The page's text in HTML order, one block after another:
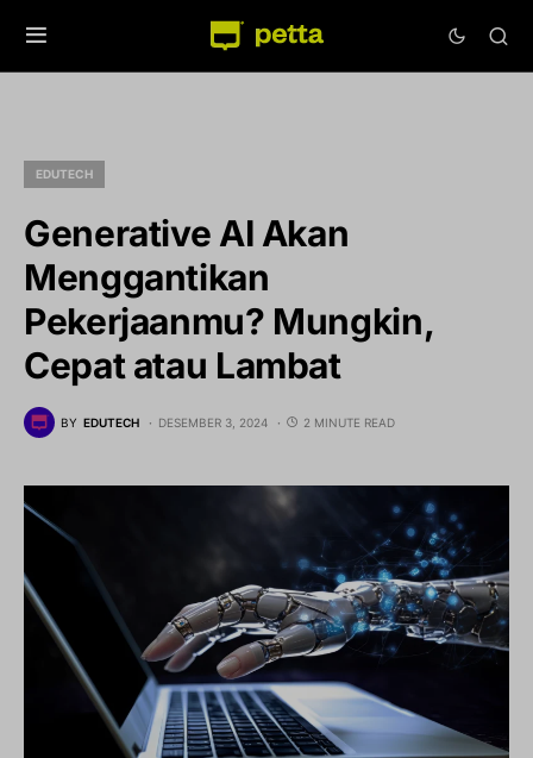
EDUTECH
Generative AI Akan
Menggantikan
Pekerjaanmu? Mungkin,
Cepat atau Lambat
BY EDUTECH DESEMBER 3, 2024 2 MINUTE READ